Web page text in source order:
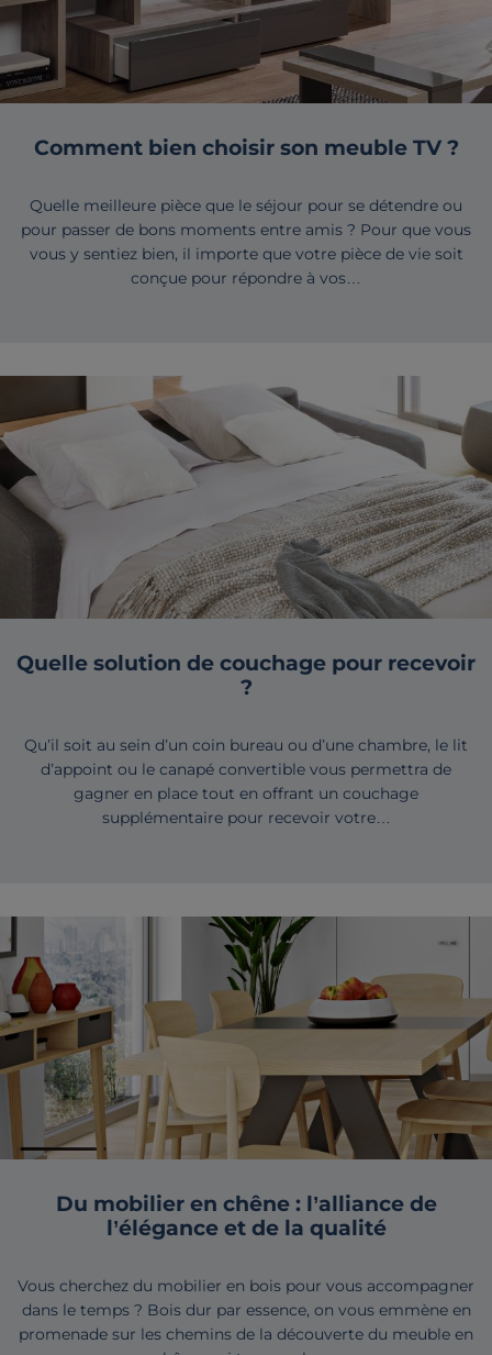
Comment bien choisir son meuble TV ?
Quelle meilleure pièce que le séjour pour se détendre ou
pour passer de bons moments entre amis ? Pour que vous
vous y sentiez bien, il importe que votre pièce de vie soit
conçue pour répondre à vos…
Quelle solution de couchage pour recevoir
?
Qu’il soit au sein d’un coin bureau ou d’une chambre, le lit
d’appoint ou le canapé convertible vous permettra de
gagner en place tout en offrant un couchage
supplémentaire pour recevoir votre…
Du mobilier en chêne : l’alliance de
l’élégance et de la qualité
Vous cherchez du mobilier en bois pour vous accompagner
dans le temps ? Bois dur par essence, on vous emmène en
promenade sur les chemins de la découverte du meuble en